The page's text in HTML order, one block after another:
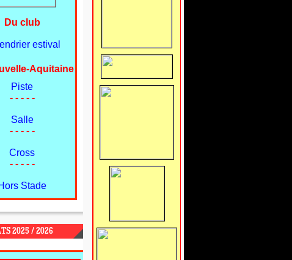
Du club
estival
Aquitaine
Piste
- - - - -
Salle
- - - - -
Cross
- - - - -
Stade
2025 / 2026